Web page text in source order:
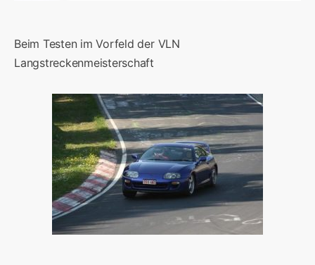
Beim Testen im Vorfeld der VLN
Langstreckenmeisterschaft